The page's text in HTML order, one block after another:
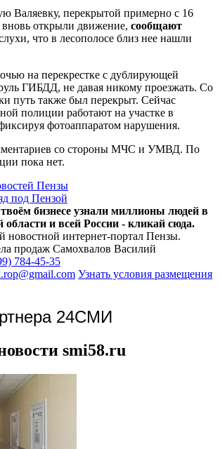
Валяевку, перекрытой примерно с 16
вновь открыли движение, сообщают
что в лесополосе близ нее нашли
на перекрестке с дублирующей
ГИБДД, не давая никому проезжать. Со
путь также был перекрыт. Сейчас
полиции работают на участке в
фотоаппаратом нарушения.
со стороны МЧС и УМВД. По
пока нет.
Пензы
под Пензой
бизнесе узнали миллионы людей в
области и всей России - кликай сюда.
новостной интернет-портал Пензы.
продаж Самохвалов Василий
784-45-35
Узнать условия размещения
24СМИ
smi58.ru